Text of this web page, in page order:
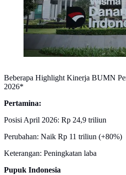
Beberapa Highlight Kinerja BUMN
2026*
Pertamina:
Posisi April 2026: Rp 24,9 triliun
Perubahan: Naik Rp 11 triliun (+80%)
Keterangan: Peningkatan laba
Pupuk Indonesia